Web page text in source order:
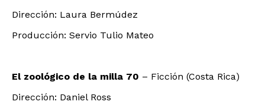
Dirección: Laura Bermúdez
Producción: Servio Tulio Mateo
El zoológico de la milla 70 – Ficción (Costa Rica)
Dirección: Daniel Ross